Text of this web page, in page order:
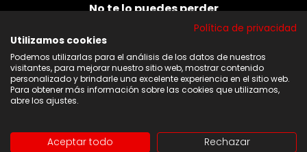
No te lo puedes perder
ninguna de nuestras noticias, ofertas y
Acepto los términos y condiciones
Política de privacidad
Utilizamos cookies
Podemos utilizarlas para el análisis de los datos de nuestros
visitantes, para mejorar nuestro sitio web, mostrar contenido
personalizado y brindarle una excelente experiencia en el sitio web.
Para obtener más información sobre las cookies que utilizamos,
abre los ajustes.
Aceptar todo Rechazar